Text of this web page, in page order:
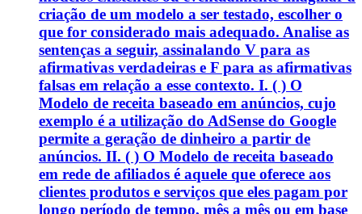
criação de um modelo a ser testado, escolher o
que for considerado mais adequado. Analise as
sentenças a seguir, assinalando V para as
afirmativas verdadeiras e F para as afirmativas
falsas em relação a esse contexto. I. ( ) O
Modelo de receita baseado em anúncios, cujo
exemplo é a utilização do AdSense do Google
permite a geração de dinheiro a partir de
anúncios. II. ( ) O Modelo de receita baseado
em rede de afiliados é aquele que oferece aos
clientes produtos e serviços que eles pagam por
longo período de tempo, mês a mês ou em base